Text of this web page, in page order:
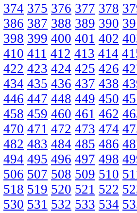
374 375 376 377 378
386 387 388 389 390
398 399 400 401 402
410 411 412 413 414
422 423 424 425 426
434 435 436 437 438
446 447 448 449 450
458 459 460 461 462
470 471 472 473 474
482 483 484 485 486
494 495 496 497 498
506 507 508 509 510
518 519 520 521 522
530 531 532 533 534